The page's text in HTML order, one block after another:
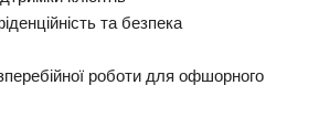
та безпека
роботи для офшорного